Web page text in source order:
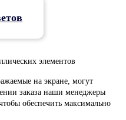
элементов
на экране, могут
заказа наши менеджеры
обеспечить максимально